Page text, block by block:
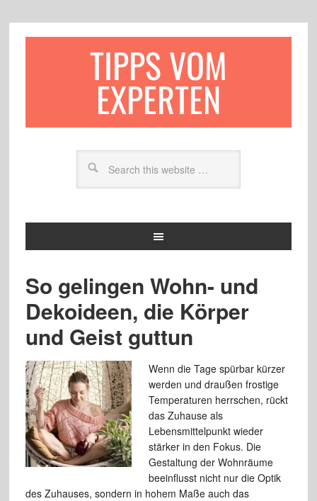
TIPPS VOM
EXPERTEN
So gelingen Wohn- und
Dekoideen, die Körper
und Geist guttun
Wenn die Tage spürbar kürzer
werden und draußen frostige
Temperaturen herrschen, rückt
das Zuhause als
Lebensmittelpunkt wieder
stärker in den Fokus. Die
Gestaltung der Wohnräume
beeinflusst nicht nur die Optik
des Zuhauses, sondern in hohem Maße auch das